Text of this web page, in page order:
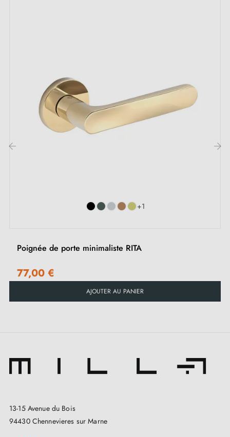
La poignée de porte
Tokyo à rosace
ronde présente un design sobre, sans éléments
superflus, qui s’adapte facilement à tous les styles
boutique en ligne Millapoignées.
+1
Poignée de porte minimaliste RITA
77,00 €
AJOUTER AU PANIER
13-15 Avenue du Bois
94430 Chennevieres sur Marne